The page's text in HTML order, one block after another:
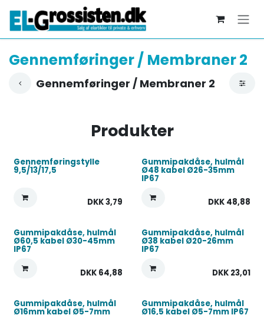
Gennemføringer / Membraner 2
Gennemføringer / Membraner 2
Produkter
Gennemføringstylle
9,5/13/17,5
DKK3,79
Gummipakdåse, hulmål
Ø48 kabel Ø26-35mm
IP67
DKK 48,88
Gummipakdåse, hulmål
Ø60,5 kabel Ø30-45mm
IP67
DKK 64,88
Gummipakdåse, hulmål
Ø38 kabel Ø20-26mm
IP67
DKK 23,01
Gummipakdåse, hulmål
Ø16mm kabel Ø5-7mm
Gummipakdåse, hulmål
Ø16,5 kabel Ø5-7mm IP67